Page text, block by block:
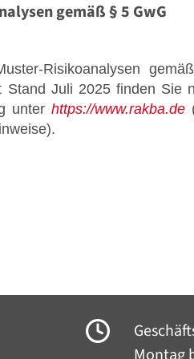
gemäß § 5 GwG
Risikoanalysen
Juli 2025 finden Sie
unter https://www.rakba.de